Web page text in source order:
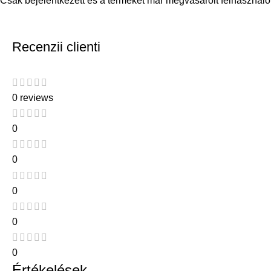
Recenzii clienti
0 reviews
0
0
0
0
0